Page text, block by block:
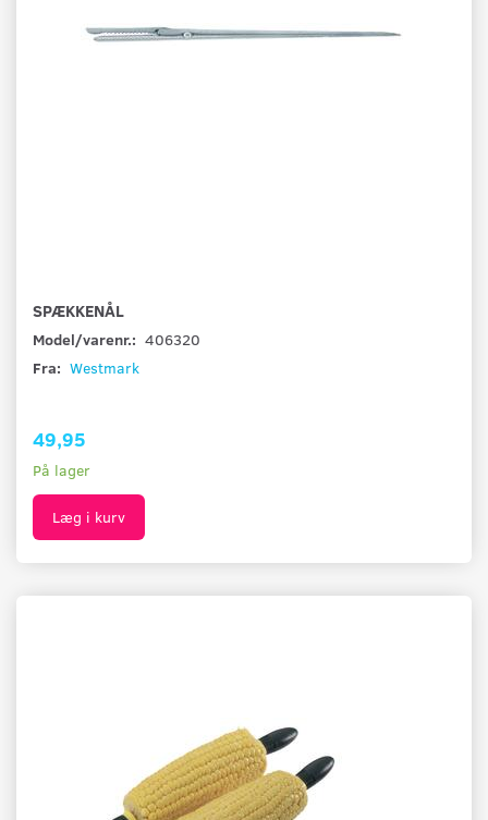
SPÆKKENÅL
Model/varenr.: 406320
Fra: Westmark
49,95
På lager
Læg i kurv